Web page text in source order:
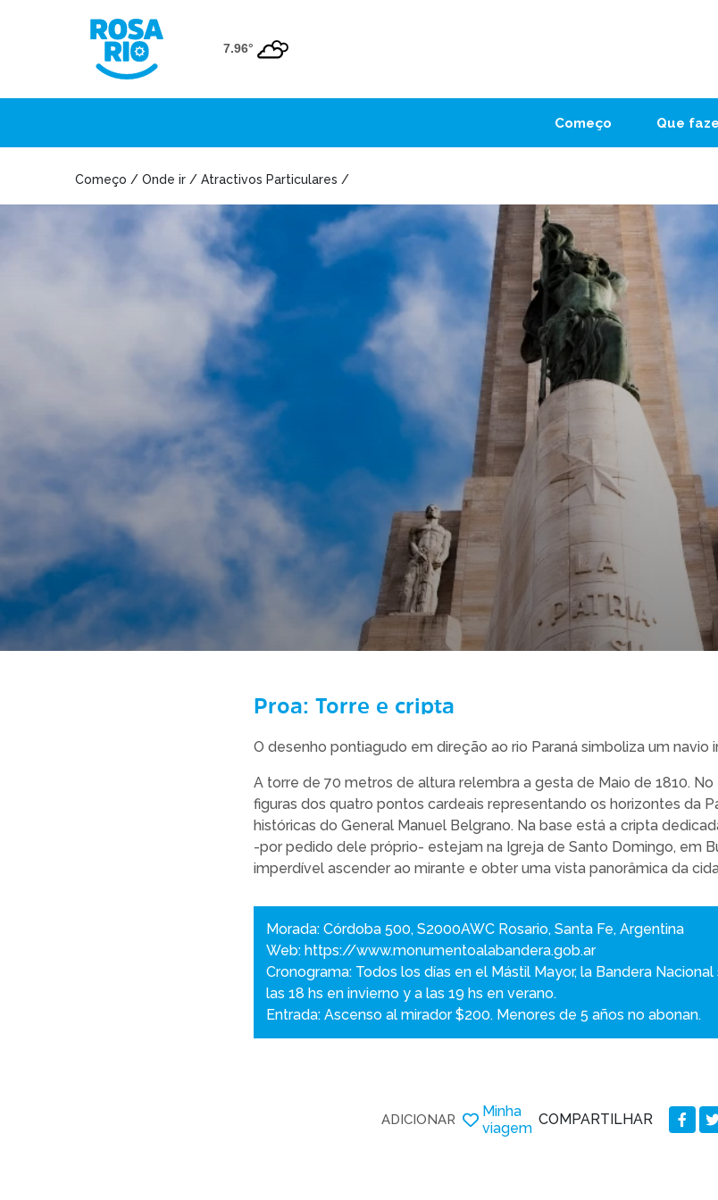
7.96°
Começo Que
Começo / Onde ir / Atractivos Particulares /
Proa: Torre e cripta
O desenho pontiagudo em direção ao rio Paraná simboliza um navio
A torre de 70 metros de altura relembra a gesta de Maio de 1810.
figuras dos quatro pontos cardeais representando os horizontes da
históricas do General Manuel Belgrano. Na base está a cripta
-por pedido dele próprio- estejam na Igreja de Santo Domingo, em
imperdível ascender ao mirante e obter uma vista panorâmica da
Morada: Córdoba 500, S2000AWC Rosario, Santa Fe, Argentina
Web: https://www.monumentoalabandera.gob.ar
Cronograma: Todos los días en el Mástil Mayor, la Bandera Nacional
las 18 hs en invierno y a las 19 hs en verano.
Entrada: Ascenso al mirador $200. Menores de 5 años no abonan.
ADICIONAR
Minha
viagem
COMPARTILHAR